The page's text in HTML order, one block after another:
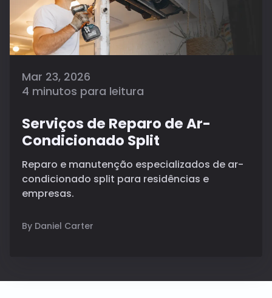
Mar 23, 2026
4 minutos para leitura
Serviços de Reparo de Ar-
Condicionado Split
Reparo e manutenção especializados de ar-
condicionado split para residências e
empresas.
By Daniel Carter